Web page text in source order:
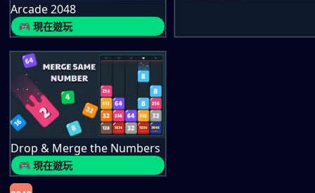
Arcade 2048
🎮 現在遊玩
Drop & Merge the Numbers
🎮 現在遊玩